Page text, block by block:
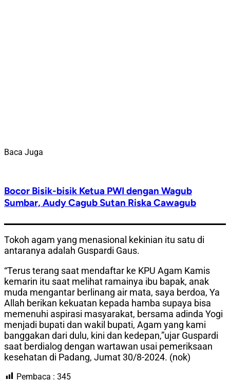
Baca Juga
Bocor Bisik-bisik Ketua PWI dengan Wagub
Sumbar, Audy Cagub Sutan Riska Cawagub
Tokoh agam yang menasional kekinian itu satu di
antaranya adalah Guspardi Gaus.
“Terus terang saat mendaftar ke KPU Agam Kamis
kemarin itu saat melihat ramainya ibu bapak, anak
muda mengantar berlinang air mata, saya berdoa, Ya
Allah berikan kekuatan kepada hamba supaya bisa
memenuhi aspirasi masyarakat, bersama adinda Yogi
menjadi bupati dan wakil bupati, Agam yang kami
banggakan dari dulu, kini dan kedepan,”ujar Guspardi
saat berdialog dengan wartawan usai pemeriksaan
kesehatan di Padang, Jumat 30/8-2024. (nok)
Pembaca : 345